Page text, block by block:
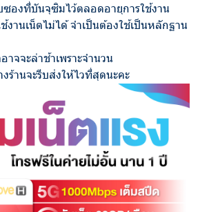
องที่บันจุซิมไว้ตลอดอายุการใช้งาน
านเน็ตไม่ได้ จำเป็นต้องใช้เป็นหลักฐาน
าจจะล่าช้าเพราะจำนวน
ร้านจะรีบส่งให้ไวที่สุดนะคะ